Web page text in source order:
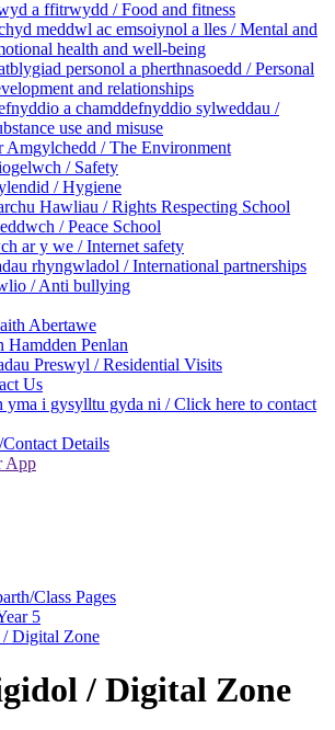
a ffitrwydd / Food and fitness
meddwl ac emsoiynol a lles / Mental and
health and well-being
personol a pherthnasoedd / Personal
and relationships
a chamddefnyddio sylweddau /
use and misuse
Amgylchedd / The Environment
/ Safety
/ Hygiene
Hawliau / Rights Respecting School
/ Peace School
ar y we / Internet safety
rhyngwladol / International partnerships
/ Anti bullying
Abertawe
Hamdden Penlan
Preswyl / Residential Visits
Us
yma i gysylltu gyda ni / Click here to contact
Details
App
Class Pages
5
Digital Zone
/ Digital Zone